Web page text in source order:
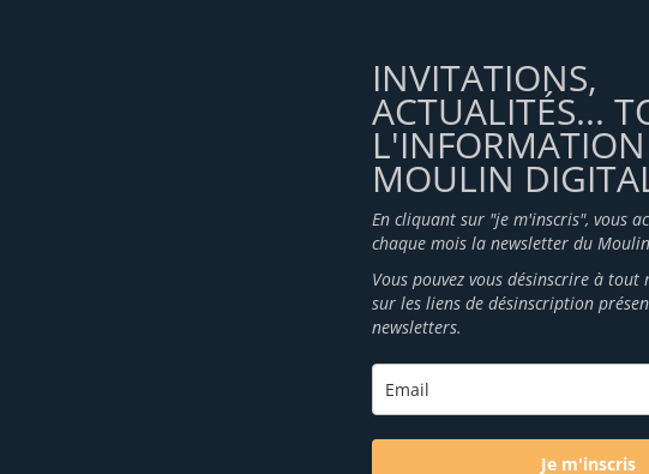
INVITATIONS,
ACTUALITÉS...
MOULIN
En cliquant sur "je m'inscris", vous
chaque mois la newsletter du
Vous pouvez vous désinscrire à
sur les liens de désinscription
newsletters.
Je m'inscris